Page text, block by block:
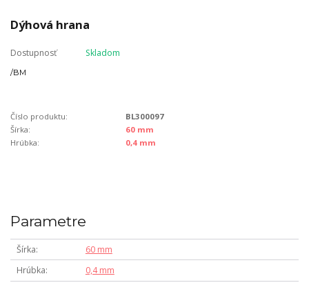
Dýhová hrana
Dostupnosť Skladom
/BM
Číslo produktu:
BL300097
Šírka:
60 mm
Hrúbka:
0,4 mm
Parametre
Šírka
60 mm
Hrúbka
0,4 mm